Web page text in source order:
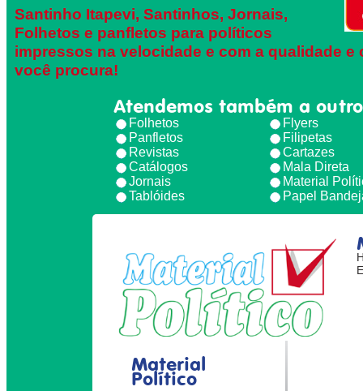
Santinho Itapevi, Santinhos, Jornais,
Folhetos e panfletos para políticos
impressos na velocidade e com a qualidade e
você procura!
Atendemos também a
Folhetos
Panfletos
Revistas
Catálogos
Jornais
Tablóides
Flyers
Filipetas
Cartazes
Mala Direta
Material
Papel
Material
Político